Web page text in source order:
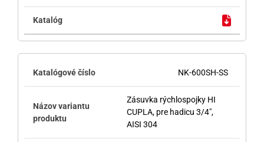
NK-600SH-SS
Zásuvka rýchlospojky HI
CUPLA, pre hadicu 3/4",
AISI 304